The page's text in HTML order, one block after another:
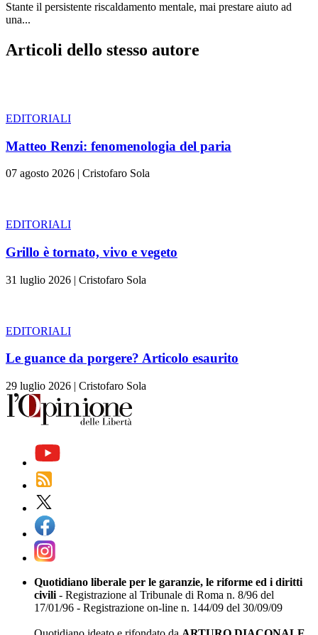
Stante il persistente riscaldamento mentale, mai prestare aiuto ad
una...
Articoli dello stesso autore
EDITORIALI
Matteo Renzi: fenomenologia del paria
07 agosto 2026 | Cristofaro Sola
EDITORIALI
Grillo è tornato, vivo e vegeto
31 luglio 2026 | Cristofaro Sola
EDITORIALI
Le guance da porgere? Articolo esaurito
29 luglio 2026 | Cristofaro Sola
Quotidiano liberale per le garanzie, le riforme ed i diritti
civili - Registrazione al Tribunale di Roma n. 8/96 del
17/01/96 - Registrazione on-line n. 144/09 del 30/09/09